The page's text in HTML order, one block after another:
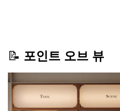
📝 포인트 오브 뷰